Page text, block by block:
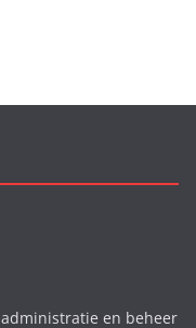
en beheer